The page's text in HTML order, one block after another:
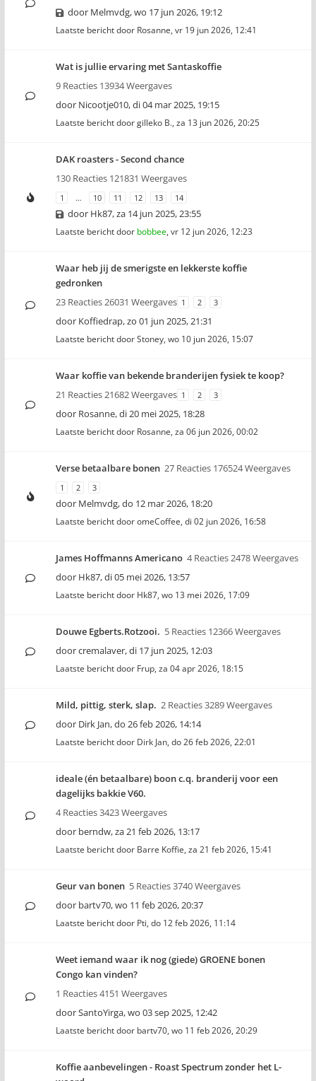
door Melmvdg,wo 17 jun 2026, 19:12
Laatste bericht door Rosanne, vr 19 jun 2026, 12:41
Wat is jullie ervaring met Santaskoffie
9 Reacties 13934 Weergaves
door Nicootje010,di 04 mar 2025, 19:15
Laatste bericht doorgilleko B., za 13 jun 2026, 20:25
DAK roasters - Second chance
130 Reacties 121831 Weergaves
1 … 10 11 12 13 14
door Hk87,za 14 jun 2025, 23:55
Laatste bericht door bobbee, vr 12 jun 2026, 12:23
Waar heb jij de smerigste en lekkerste koffie
gedronken
23 Reacties 26031 Weergaves 1 2 3
door Koffiedrap,zo 01 jun 2025, 21:31
Laatste bericht doorStoney, wo 10 jun 2026, 15:07
Waar koffie van bekende branderijen fysiek te koop?
21 Reacties 21682 Weergaves 1 2 3
door Rosanne,di 20 mei 2025, 18:28
Laatste bericht door Rosanne, za 06 jun 2026, 00:02
Verse betaalbare bonen 27 Reacties 176524 Weergaves
1 2 3
door Melmvdg,do 12 mar 2026, 18:20
Laatste bericht dooromeCoffee, di 02 jun 2026, 16:58
James Hoffmanns Americano 4 Reacties 2478 Weergaves
door Hk87,di 05 mei 2026, 13:57
Laatste bericht door Hk87, wo 13 mei 2026, 17:09
Douwe Egberts.Rotzooi. 5 Reacties 12366 Weergaves
doorcremalaver,di 17 jun 2025, 12:03
Laatste bericht door Frup, za 04 apr 2026, 18:15
Mild, pittig, sterk, slap. 2 Reacties 3289 Weergaves
door Dirk Jan,do 26 feb 2026, 14:14
Laatste bericht door Dirk Jan, do 26 feb 2026, 22:01
ideale (én betaalbare) boon c.q. branderij voor een
dagelijks bakkie V60.
4 Reacties 3423 Weergaves
door berndw,za 21 feb 2026, 13:17
Laatste bericht door Barre Koffie, za 21 feb 2026, 15:41
Geur van bonen 5 Reacties 3740 Weergaves
door bartv70,wo 11 feb 2026, 20:37
Laatste bericht door Pti, do 12 feb 2026, 11:14
Weet iemand waar ik nog (giede) GROENE bonen
Congo kan vinden?
1 Reacties 4151 Weergaves
doorSantoYirga,wo 03 sep 2025, 12:42
Laatste bericht door bartv70, wo 11 feb 2026, 20:29
Koffie aanbevelingen - Roast Spectrum zonder het L-